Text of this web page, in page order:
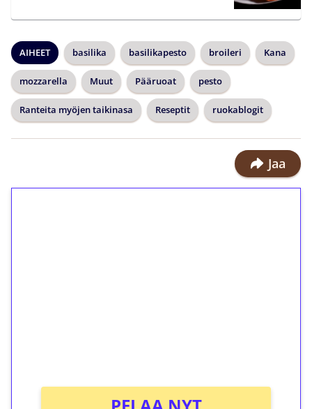
AIHEET basilika basilikapesto broileri Kana
mozzarella Muut Pääruoat pesto
Ranteita myöjen taikinasa Reseptit ruokablogit
Jaa